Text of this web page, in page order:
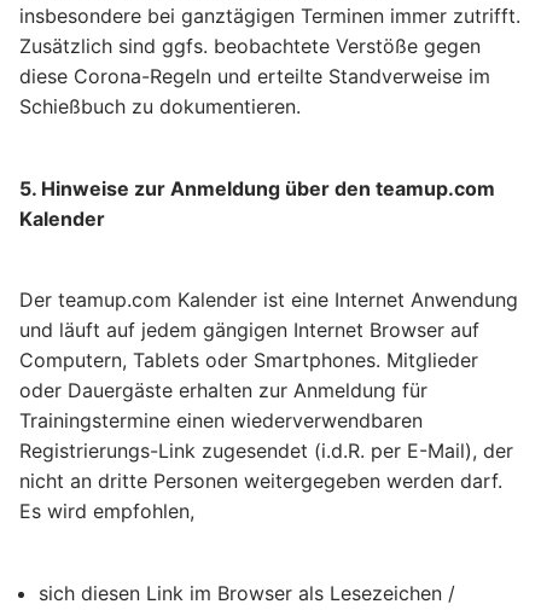
insbesondere bei ganztägigen Terminen immer zutrifft.
Zusätzlich sind ggfs. beobachtete Verstöße gegen
diese Corona-Regeln und erteilte Standverweise im
Schießbuch zu dokumentieren.
5. Hinweise zur Anmeldung über den teamup.com
Kalender
Der teamup.com Kalender ist eine Internet Anwendung
und läuft auf jedem gängigen Internet Browser auf
Computern, Tablets oder Smartphones. Mitglieder
oder Dauergäste erhalten zur Anmeldung für
Trainingstermine einen wiederverwendbaren
Registrierungs-Link zugesendet (i.d.R. per E-Mail), der
nicht an dritte Personen weitergegeben werden darf.
Es wird empfohlen,
sich diesen Link im Browser als Lesezeichen /